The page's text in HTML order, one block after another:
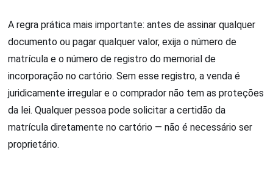
A regra prática mais importante: antes de assinar qualquer
documento ou pagar qualquer valor, exija o número de
matrícula e o número de registro do memorial de
incorporação no cartório. Sem esse registro, a venda é
juridicamente irregular e o comprador não tem as proteções
da lei. Qualquer pessoa pode solicitar a certidão da
matrícula diretamente no cartório — não é necessário ser
proprietário.